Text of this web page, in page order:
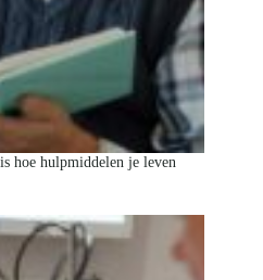
hoe hulpmiddelen je leven